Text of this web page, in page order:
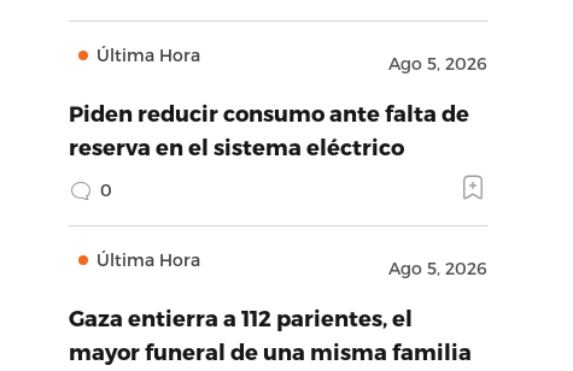
Última Hora Ago 5, 2026
Piden reducir consumo ante falta de
reserva en el sistema eléctrico
0
Última Hora Ago 5, 2026
Gaza entierra a 112 parientes, el
mayor funeral de una misma familia